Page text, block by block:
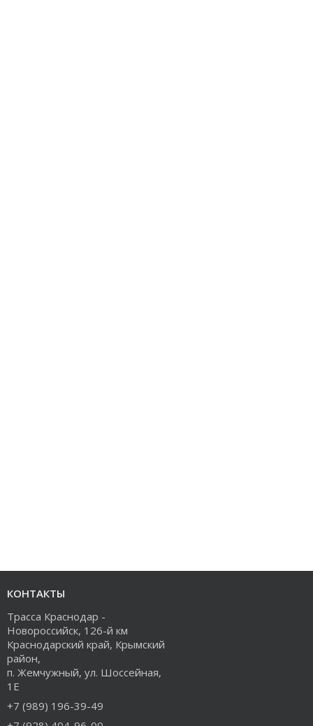
КОНТАКТЫ
Трасса Краснодар -
Новороссийск, 126-й км
Краснодарский край, Крымский
район,
п. Жемчужный, ул. Шоссейная,
1Е
+7 (989) 196-39-49